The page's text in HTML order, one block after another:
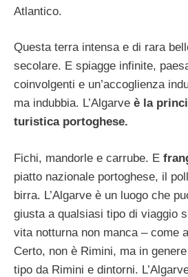
Atlantico.
Questa terra intensa e di rara
secolare. E spiagge infinite,
coinvolgenti e un’accoglienza
ma indubbia. L’Algarve è la
turistica portoghese.
Fichi, mandorle e carrube. E
piatto nazionale portoghese, il
birra. L’Algarve è un luogo che
giusta a qualsiasi tipo di viaggio
vita notturna non manca – come
Certo, non è Rimini, ma in
tipo da Rimini e dintorni.